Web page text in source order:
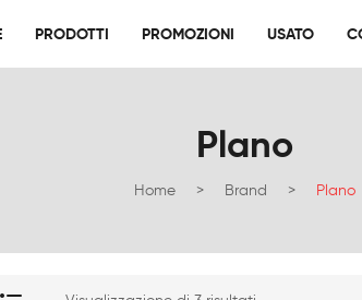
PRODOTTI PROMOZIONI USATO
Plano
Home > Brand > Plano